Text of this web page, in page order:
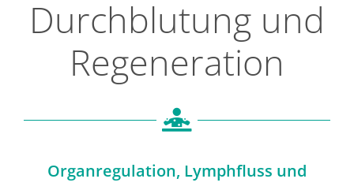
Über uns
Offene Stellen
Durchblutung und
Regeneration
Organregulation, Lymphfluss und